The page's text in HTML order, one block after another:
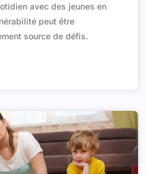
avec des jeunes en
peut être
source de défis.